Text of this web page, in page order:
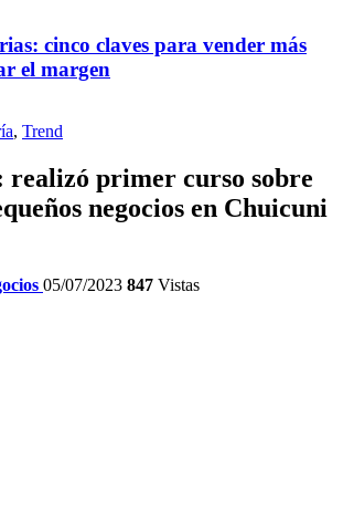
cinco claves para vender más
el margen
, Trend
realizó primer curso sobre
negocios en Chuicuni
05/07/2023 847 Vistas